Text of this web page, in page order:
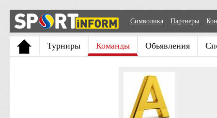
Символика Партнеры
Турниры Команды Обьявления